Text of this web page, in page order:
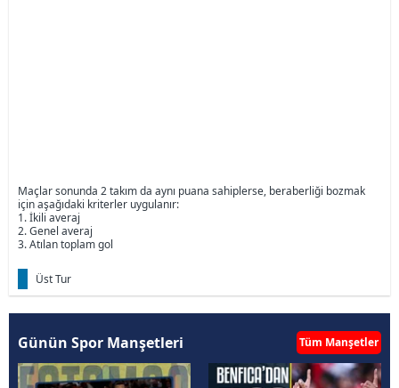
Maçlar sonunda 2 takım da aynı puana sahiplerse, beraberliği bozmak
için aşağıdaki kriterler uygulanır:
1. İkili averaj
2. Genel averaj
3. Atılan toplam gol
Üst Tur
Günün Spor Manşetleri Tüm Manşetler